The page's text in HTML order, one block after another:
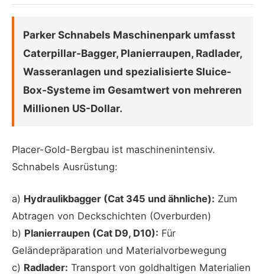
Parker Schnabels Maschinenpark umfasst
Caterpillar-Bagger, Planierraupen, Radlader,
Wasseranlagen und spezialisierte Sluice-
Box-Systeme im Gesamtwert von mehreren
Millionen US-Dollar.
Placer-Gold-Bergbau ist maschinenintensiv.
Schnabels Ausrüstung:
a) Hydraulikbagger (Cat 345 und ähnliche): Zum
Abtragen von Deckschichten (Overburden)
b) Planierraupen (Cat D9, D10): Für
Geländepräparation und Materialvorbewegung
c) Radlader: Transport von goldhaltigen Materialien